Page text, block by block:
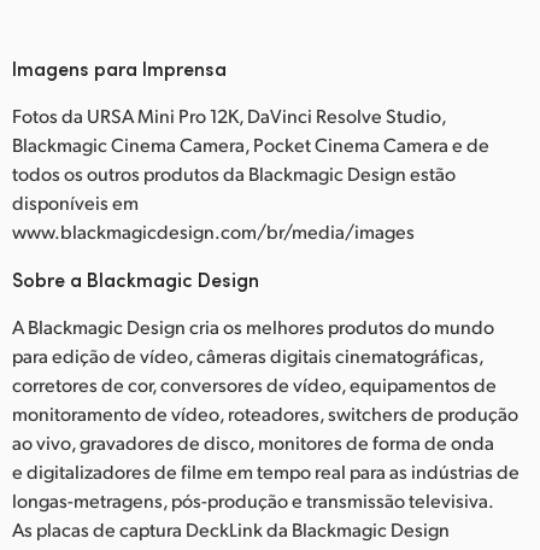
Imagens para Imprensa
Fotos da URSA Mini Pro 12K, DaVinci Resolve Studio,
Blackmagic Cinema Camera, Pocket Cinema Camera e de
todos os outros produtos da Blackmagic Design estão
disponíveis em
www.blackmagicdesign.com/br/media/images
Sobre a Blackmagic Design
A Blackmagic Design cria os melhores produtos do mundo
para edição de vídeo, câmeras digitais cinematográficas,
corretores de cor, conversores de vídeo, equipamentos de
monitoramento de vídeo, roteadores, switchers de produção
ao vivo, gravadores de disco, monitores de forma de onda
e digitalizadores de filme em tempo real para as indústrias de
longas-metragens, pós-produção e transmissão televisiva.
As placas de captura DeckLink da Blackmagic Design